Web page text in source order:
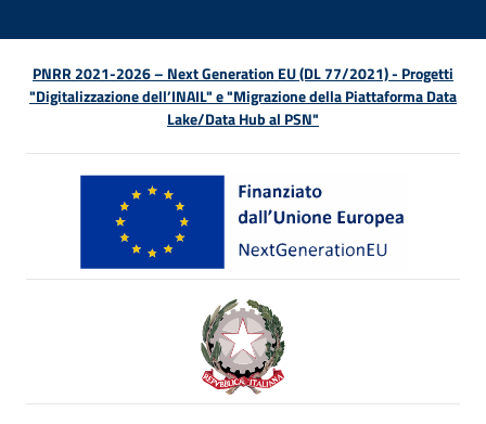
PNRR 2021-2026 – Next Generation EU (DL 77/2021) - Progetti
"Digitalizzazione dell’INAIL" e "Migrazione della Piattaforma Data
Lake/Data Hub al PSN"